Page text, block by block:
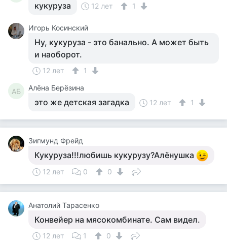
кукуруза 12 лет 1
Игорь Косинский
Ну, кукуруза - это банально. А может быть
и наоборот.
12 лет 1
АБ Алёна Берёзина
это же детская загадка 12 лет 1
Зигмунд Фрейд
Кукуруза!!!любишь кукурузу?Алёнушка
12 лет 0 0
Анатолий Тарасенко
Конвейер на мясокомбинате. Сам видел.
12 лет 1 0